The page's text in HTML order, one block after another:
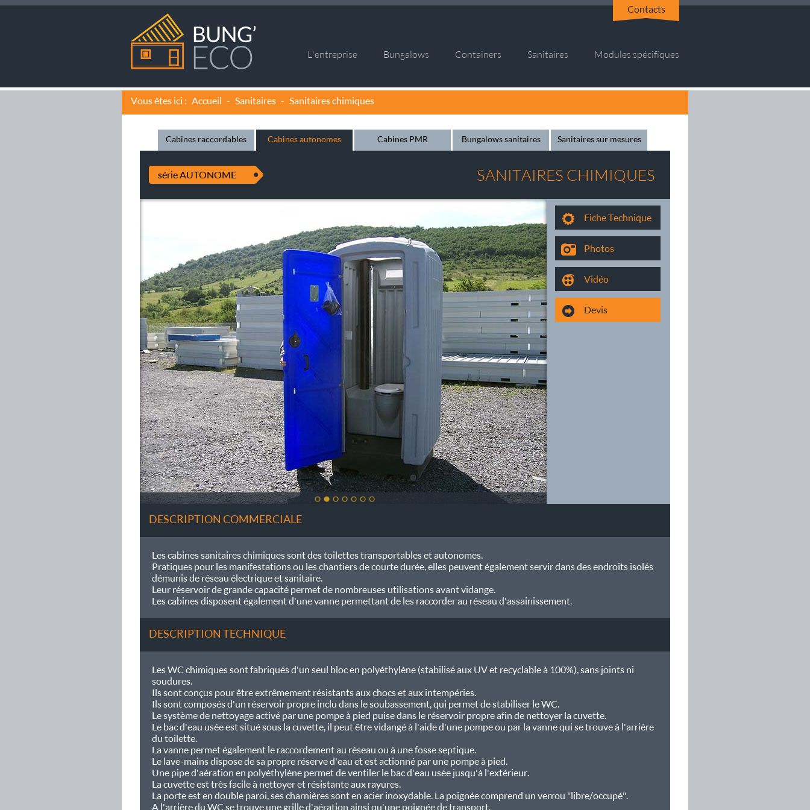
Contacts
L'entreprise Bungalows Containers Sanitaires Modules spécifiques
Vous êtes ici : Accueil - Sanitaires - Sanitaires chimiques
Cabines raccordables Cabines autonomes Cabines PMR Bungalows sanitaires Sanitaires sur mesures
série AUTONOME SANITAIRES CHIMIQUES
Fiche Technique
Photos
Vidéo
Devis
DESCRIPTION COMMERCIALE
Les cabines sanitaires chimiques sont des toilettes transportables et autonomes.
Pratiques pour les manifestations ou les chantiers de courte durée, elles peuvent également servir dans des endroits isolés
démunis de réseau électrique et sanitaire.
Leur réservoir de grande capacité permet de nombreuses utilisations avant vidange.
Les cabines disposent également d'une vanne permettant de les raccorder au réseau d'assainissement.
DESCRIPTION TECHNIQUE
Les WC chimiques sont fabriqués d'un seul bloc en polyéthylène (stabilisé aux UV et recyclable à 100%), sans joints ni
soudures.
Ils sont conçus pour être extrêmement résistants aux chocs et aux intempéries.
Ils sont composés d'un réservoir propre inclu dans le soubassement, qui permet de stabiliser le WC.
Le système de nettoyage activé par une pompe à pied puise dans le réservoir propre afin de nettoyer la cuvette.
Le bac d'eau usée est situé sous la cuvette, il peut être vidangé à l'aide d'une pompe ou par la vanne qui se trouve à l'arrière
du toilette.
La vanne permet également le raccordement au réseau ou à une fosse septique.
Le lave-mains dispose de sa propre réserve d'eau et est actionné par une pompe à pied.
Une pipe d'aération en polyéthylène permet de ventiler le bac d'eau usée jusqu'à l'extérieur.
La cuvette est très facile à nettoyer et résistante aux rayures.
La porte est en double paroi, ses charnières sont en acier inoxydable. La poignée comprend un verrou "libre/occupé".
A l'arrière du WC se trouve une grille d'aération ainsi qu'une poignée de transport.